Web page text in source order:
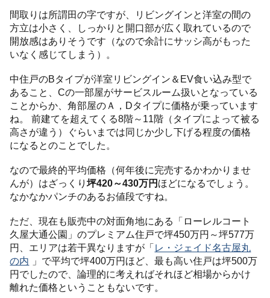
間取りは所謂田の字ですが、リビングインと洋室の間の
方立は小さく、しっかりと開口部が広く取れているので
開放感はありそうです（なので余計にサッシ高がもった
いなく感じてしまう）。
中住戸のBタイプが洋室リビングイン＆EV食い込み型で
あること、Cの一部屋がサービスルーム扱いとなっている
ことからか、角部屋のＡ，Dタイプに価格が乗っています
ね。 前建てを超えてくる8階～11階（タイプによって被る
高さが違う）ぐらいまでは同じか少し下げる程度の価格
になるとのことでした。
なので最終的平均価格（何年後に完売するかわかりませ
んが）はざっくり坪420～430万円 ほどになるでしょう。
なかなかパンチのあるお値段ですね。
ただ、現在も販売中の対面角地にある「ローレルコート
久屋大通公園」のプレミアム住戸で坪450万円～坪577万
円、エリアは若干異なりますが「レ・ジェイド名古屋丸
の内
」で平均で坪400万円ほど、最も高い住戸は坪500万
円でしたので、論理的に考えればそれほど相場からかけ
離れた価格ということもないです。